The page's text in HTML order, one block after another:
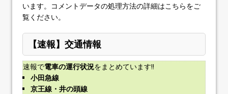
います。 コメントデータの処理方法の詳細はこちらをご
覧ください。
【速報】交通情報
速報で電車の運行状況をまとめています!!
小田急線
京王線・井の頭線